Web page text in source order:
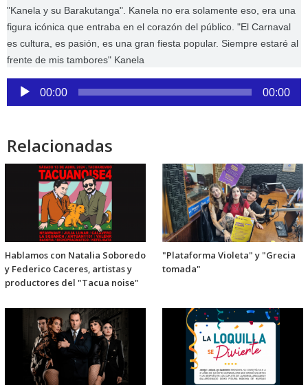
"Kanela y su Barakutanga". Kanela no era solamente eso, era una
figura icónica que entraba en el corazón del público. "El Carnaval
es cultura, es pasión, es una gran fiesta popular. Siempre estaré al
frente de mis tambores" Kanela
Reproductor
de
00:00 00:00
Relacionadas
Hablamos con Natalia Soboredo
y Federico Caceres, artistas y
productores del "Tacua noise"
"Plataforma Violeta" y "Grecia
tomada"